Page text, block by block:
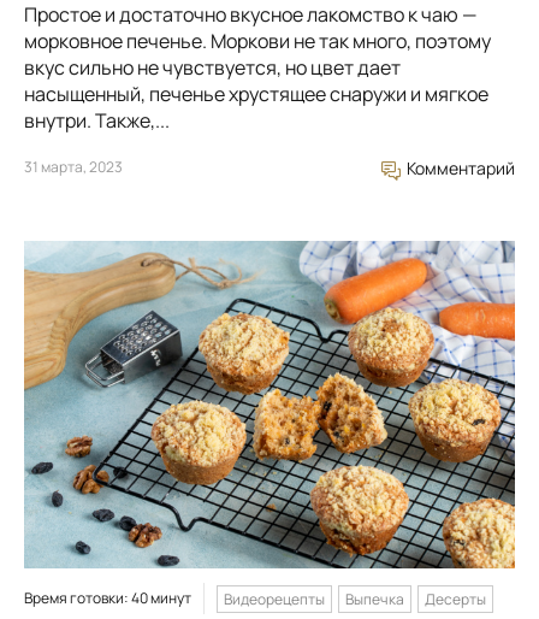
Простое и достаточно вкусное лакомство к чаю —
морковное печенье. Моркови не так много, поэтому
вкус сильно не чувствуется, но цвет дает
насыщенный, печенье хрустящее снаружи и мягкое
внутри. Также,...
31 марта, 2023 Комментарий
Время готовки: 40 минут Видеорецепты Выпечка Десерты